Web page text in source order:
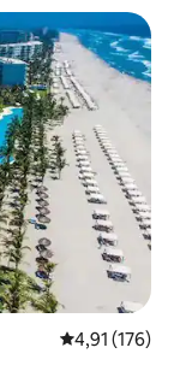
Priemerné
4,91 (176)